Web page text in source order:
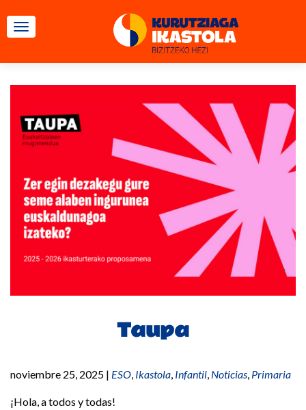
CAMBIAR NAVEGACIÓN
Taupa
noviembre 25, 2025 | ESO, Ikastola, Infantil, Noticias, Primaria
¡Hola, a todos y todas!